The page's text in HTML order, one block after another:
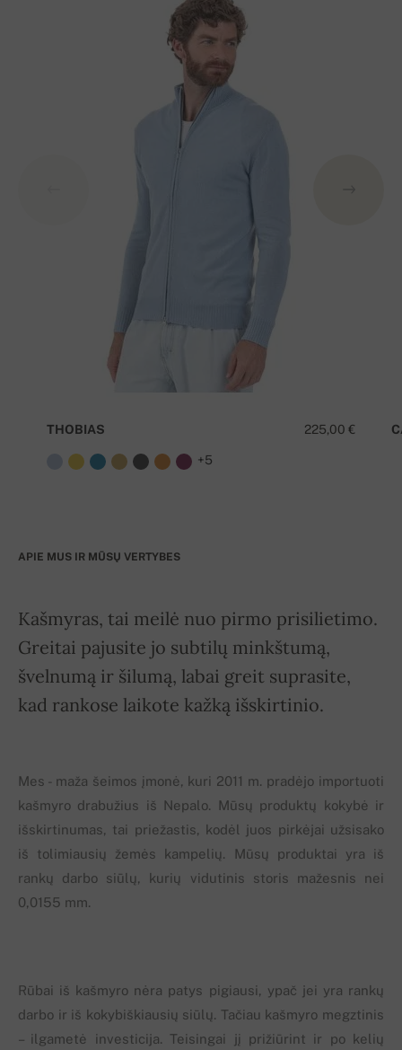
225,00 €
THOBIAS
+5
APIE MUS IR MŪSŲ VERTYBES
Kašmyras, tai meilė nuo pirmo prisilietimo.
Greitai pajusite jo subtilų minkštumą,
švelnumą ir šilumą, labai greit suprasite,
kad rankose laikote kažką išskirtinio.
Mes - maža šeimos įmonė, kuri 2011 m. pradėjo importuoti
kašmyro drabužius iš Nepalo. Mūsų produktų kokybė ir
išskirtinumas, tai priežastis, kodėl juos pirkėjai užsisako
iš tolimiausių žemės kampelių. Mūsų produktai yra iš
rankų darbo siūlų, kurių vidutinis storis mažesnis nei
0,0155 mm.
Rūbai iš kašmyro nėra patys pigiausi, ypač jei yra rankų
darbo ir iš kokybiškiausių siūlų. Tačiau kašmyro megztinis
– ilgametė investicija. Teisingai jį prižiūrint ir po kelių